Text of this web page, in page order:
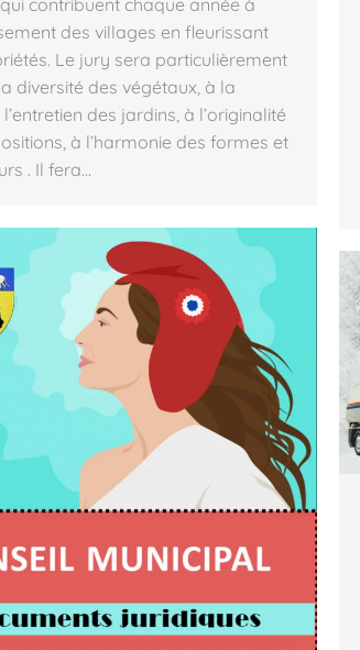
contribuent chaque année à
des villages en fleurissant
Le jury sera particulièrement
diversité des végétaux, à la
des jardins, à l’originalité
à l’harmonie des formes et
. Il fera…